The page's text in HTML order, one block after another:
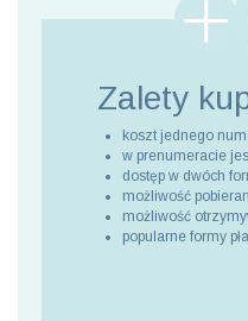
Zalety
koszt jednego
w prenumeracie
dostęp w dwóch
możliwość
możliwość
popularne formy